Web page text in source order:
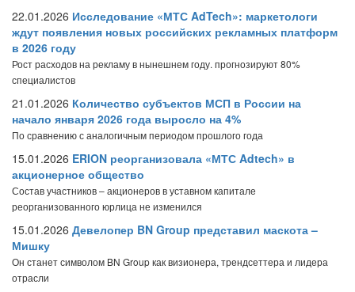
22.01.2026 Исследование «МТС AdTech»: маркетологи
ждут появления новых российских рекламных платформ
в 2026 году
Рост расходов на рекламу в нынешнем году. прогнозируют 80%
специалистов
21.01.2026 Количество субъектов МСП в России на
начало января 2026 года выросло на 4%
По сравнению с аналогичным периодом прошлого года
15.01.2026 ERION реорганизовала «МТС Adtech» в
акционерное общество
Состав участников – акционеров в уставном капитале
реорганизованного юрлица не изменился
15.01.2026 Девелопер BN Group представил маскота –
Мишку
Он станет символом BN Group как визионера, трендсеттера и лидера
отрасли